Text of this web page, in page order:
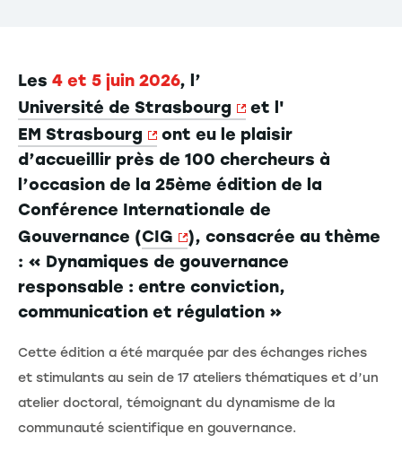
Les 4 et 5 juin 2026, l’
Université de Strasbourg
et l'
EM Strasbourg
ont eu le plaisir
d’accueillir près de 100 chercheurs à
l’occasion de la 25ème édition de la
Conférence Internationale de
Gouvernance (CIG
), consacrée au thème
: « Dynamiques de gouvernance
responsable : entre conviction,
communication et régulation »
Cette édition a été marquée par des échanges riches
et stimulants au sein de 17 ateliers thématiques et d’un
atelier doctoral, témoignant du dynamisme de la
communauté scientifique en gouvernance.